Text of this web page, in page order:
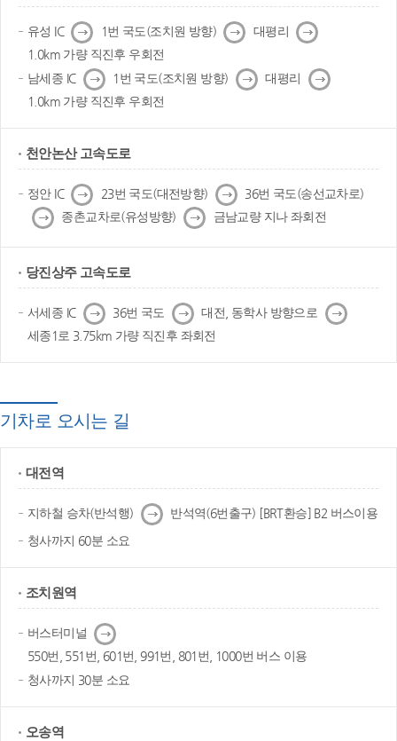
유성 IC 다
음
1번 국도(조치원 방향) 다
음
대평리 다
음
1.0km 가량 직진후 우회전
남세종 IC 다
음
1번 국도(조치원 방향) 다
음
대평리
다
음
1.0km 가량 직진후 우회전
천안논산 고속도로
정안 IC 다
음
23번 국도(대전방향) 다
음
36번 국도(송선교차로)
다
음
종촌교차로(유성방향) 다
음
금남교량 지나 좌회전
당진상주 고속도로
서세종 IC 다
음
36번 국도 다
음
대전, 동학사 방향으로 다
음
세종1로 3.75km 가량 직진후 좌회전
기차로 오시는 길
대전역
지하철 승차(반석행) 다
음
반석역(6번출구) [BRT환승] B2 버스이용
청사까지 60분 소요
조치원역
버스터미널 다
음
550번, 551번, 601번, 991번, 801번, 1000번 버스 이용
청사까지 30분 소요
오송역